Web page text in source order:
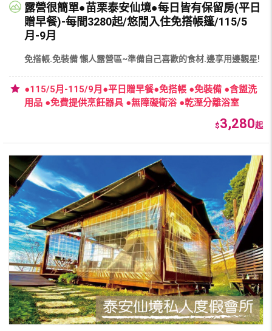
露營很簡單●苗栗泰安仙境●每日皆有保留房(平日
贈早餐)-每間3280起/悠閒入住免搭帳篷/115/5
月-9月
免搭帳.免裝備 懶人露營區~準備自己喜歡的食材.邊享用邊觀星!
●115/5月-115/9月●平日贈早餐●免搭帳 ●免裝備 ●含盥洗
用品 ●免費提供烹飪器具 ●無障礙衛浴 ●乾溼分離浴室
$3,280起